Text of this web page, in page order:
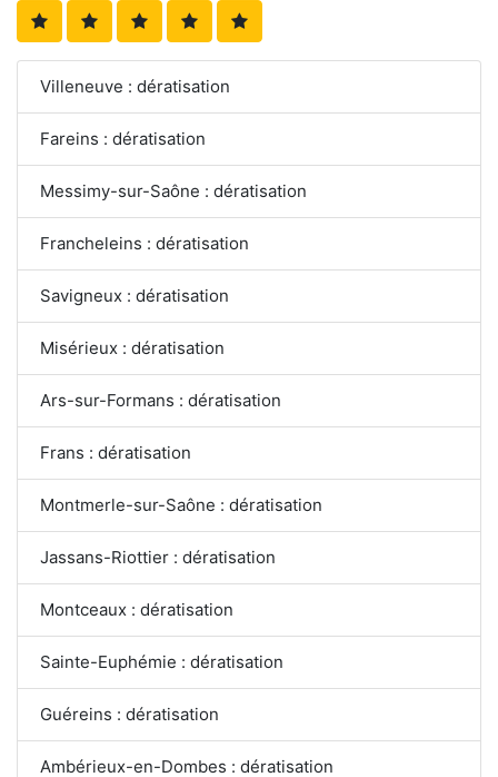
Villeneuve : dératisation
Fareins : dératisation
Messimy-sur-Saône : dératisation
Francheleins : dératisation
Savigneux : dératisation
Misérieux : dératisation
Ars-sur-Formans : dératisation
Frans : dératisation
Montmerle-sur-Saône : dératisation
Jassans-Riottier : dératisation
Montceaux : dératisation
Sainte-Euphémie : dératisation
Guéreins : dératisation
Ambérieux-en-Dombes : dératisation